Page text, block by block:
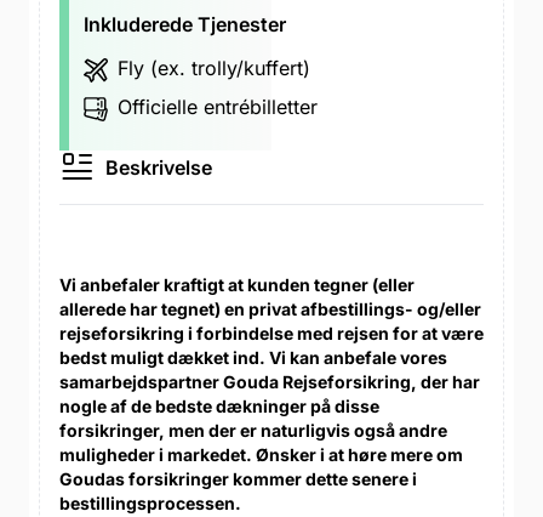
Inkluderede Tjenester
Fly (ex. trolly/kuffert)
Officielle entrébilletter
Beskrivelse
Vi anbefaler kraftigt at kunden tegner (eller
allerede har tegnet) en privat afbestillings- og/eller
rejseforsikring i forbindelse med rejsen for at være
bedst muligt dækket ind. Vi kan anbefale vores
samarbejdspartner Gouda Rejseforsikring, der har
nogle af de bedste dækninger på disse
forsikringer, men der er naturligvis også andre
muligheder i markedet. Ønsker i at høre mere om
Goudas forsikringer kommer dette senere i
bestillingsprocessen.